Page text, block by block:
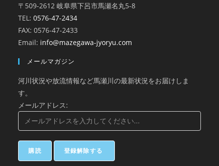
〒509-2612 岐阜県下呂市馬瀬名丸5-8
TEL:0576-47-2434
FAX: 0576-47-2433
Email: info@mazegawa-jyoryu.com
メールマガジン
河川状況や放流情報など馬瀬川の最新状況をお届けしま
す。
メールアドレス: